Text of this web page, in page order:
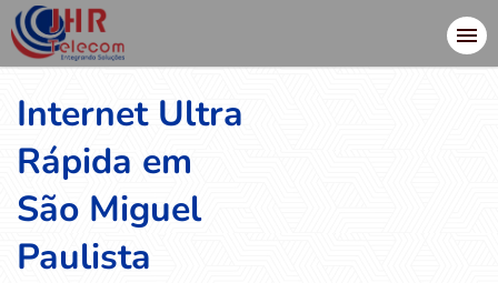
Internet Ultra
Rápida em
São Miguel
Paulista